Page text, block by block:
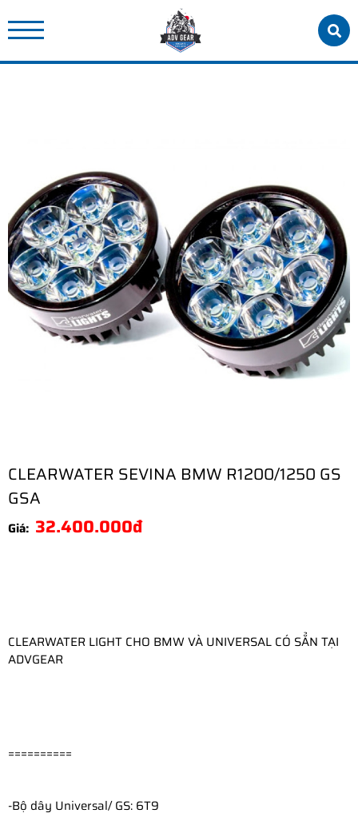
CLEARWATER SEVINA BMW R1200/1250 GS
GSA
Giá: 32.400.000đ
CLEARWATER LIGHT CHO BMW VÀ UNIVERSAL CÓ SẲN TẠI
ADVGEAR
==========
-Bộ dây Universal/ GS: 6T9